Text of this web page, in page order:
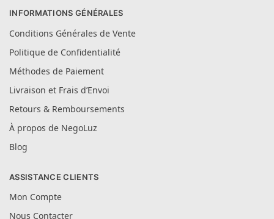
INFORMATIONS GÉNÉRALES
Conditions Générales de Vente
Politique de Confidentialité
Méthodes de Paiement
Livraison et Frais d’Envoi
Retours & Remboursements
À propos de NegoLuz
Blog
ASSISTANCE CLIENTS
Mon Compte
Nous Contacter